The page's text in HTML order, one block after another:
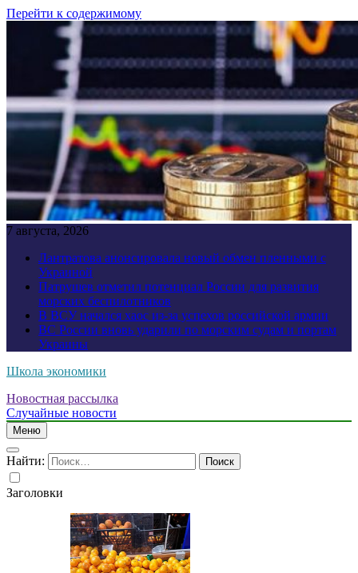
Перейти к содержимому
7 августа, 2026
Лантратова анонсировала новый обмен пленными с
Украиной
Патрушев отметил потенциал России для развития
морских беспилотников
В ВСУ начался хаос из-за успехов российской армии
ВС России вновь ударили по морским судам и портам
Украины
Школа экономики
Новостная рассылка
Случайные новости
Меню
Найти:
Заголовки